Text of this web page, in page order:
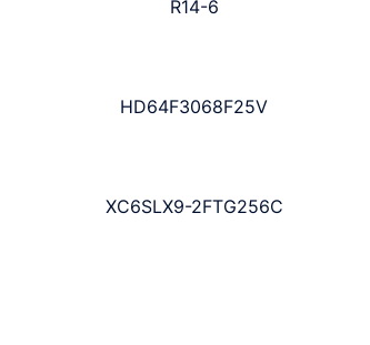
R14-6
HD64F3068F25V
XC6SLX9-2FTG256C